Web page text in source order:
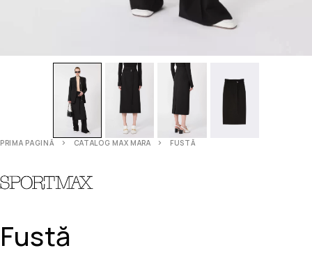
PRIMA PAGINĂ CATALOG MAX MARA FUSTĂ
Fustă